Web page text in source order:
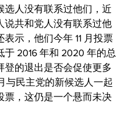
选人没有联系过他们，近
说共和党人没有联系过他
表示，他们今年 11 月投票
于 2016 年和 2020 年的总
登的退出是否会促使更多
与民主党的新候选人一起
票，这仍是一个悬而未决